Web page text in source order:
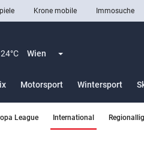
Krone mobile Immosuche
24°C Wien Menü aufklappen
Motorsport Wintersport
League International